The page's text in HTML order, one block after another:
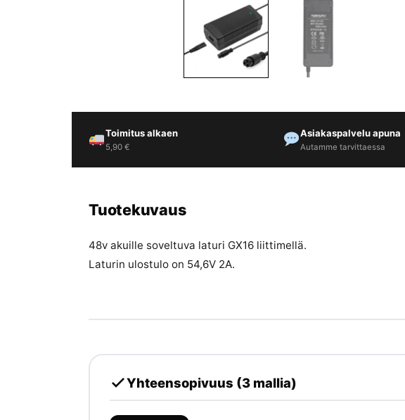
Toimitus alkaen
5,90 €
Asiakaspalvelu apuna
Autamme tarvittaessa
Tuotekuvaus
48v akuille soveltuva laturi GX16 liittimellä.
Laturin ulostulo on 54,6V 2A.
Yhteensopivuus (3 mallia)